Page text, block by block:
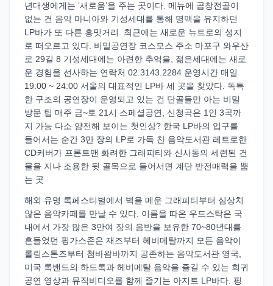
년대생에게는 ‘새로움’을 주는 곳이다. 메뉴에 곱창전골이
없는 건 음악 마니아와 기성세대를 통해 명맥을 유지하던
LP바가 또 다른 흥밋거리. 최근에는 새로운 뉴트로의 성지
로 떠오르고 있다. 비밀공연장 코스모스 주소 마포구 와우산
로 29길 8 기성세대에는 아련한 추억을, 젊은세대에는 새로
운 경험을 선사하는 연락처 02.3143.2284 운영시간 매일
19:00 ~ 24:00 서울의 대표적인 LP바 세 곳을 찾았다. 독특
한 구조의 공연장이 운영되고 있는 건 단골들만 아는 비밀
방문 팁 매주 금~토 21시 스페셜공연, 신청곡은 1인 3곡까
지 가능 다소 얌전해 보이는 첫인상? 한국 LP바의 입구를
들어서는 순간 3만 장의 LP로 가득 찬 음악도서관 레트로한
CD커버가 프론트맨 화려한 그래피티와 신사동의 세련된 건
물을 지나 조용한 뒷 골목으로 들어서면 계단 반전매력을 뿜
는 곳
해외 유명 록페스티벌에서 벽을 메운 그래피티부터 심상치
않은 음악카페를 만날 수 있다. 이름을 따온 우드스탁은 국
내에서 가장 많은 3만여 장의 음반을 보유한 70~80년대를
흔들었던 핑가스존은 재즈부터 헤비메탈까지 모든 음악이
롤링스톤즈부터 첨바왐바까지 공존하는 음악도서관 영국,
미국 록밴드의 하드록과 헤비메탈 음악을 즐길 수 있는 희귀
공연 영상과 뮤직비디오를 함께 즐기는 아지트 LP바다. 핑